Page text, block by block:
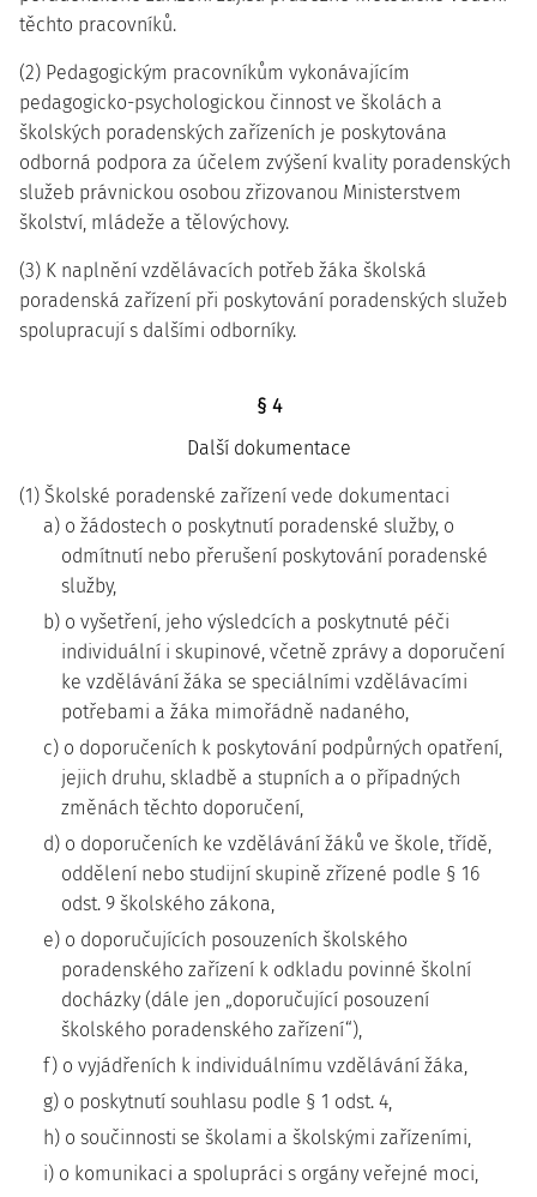
těchto pracovníků.
(2) Pedagogickým pracovníkům vykonávajícím
pedagogicko-psychologickou činnost ve školách a
školských poradenských zařízeních je poskytována
odborná podpora za účelem zvýšení kvality poradenských
služeb právnickou osobou zřizovanou Ministerstvem
školství, mládeže a tělovýchovy.
(3) K naplnění vzdělávacích potřeb žáka školská
poradenská zařízení při poskytování poradenských služeb
spolupracují s dalšími odborníky.
§ 4
Další dokumentace
(1) Školské poradenské zařízení vede dokumentaci
a) o žádostech o poskytnutí poradenské služby, o
odmítnutí nebo přerušení poskytování poradenské
služby,
b) o vyšetření, jeho výsledcích a poskytnuté péči
individuální i skupinové, včetně zprávy a doporučení
ke vzdělávání žáka se speciálními vzdělávacími
potřebami a žáka mimořádně nadaného,
c) o doporučeních k poskytování podpůrných opatření,
jejich druhu, skladbě a stupních a o případných
změnách těchto doporučení,
d) o doporučeních ke vzdělávání žáků ve škole, třídě,
oddělení nebo studijní skupině zřízené podle § 16
odst. 9 školského zákona,
e) o doporučujících posouzeních školského
poradenského zařízení k odkladu povinné školní
docházky (dále jen „doporučující posouzení
školského poradenského zařízení“),
f) o vyjádřeních k individuálnímu vzdělávání žáka,
g) o poskytnutí souhlasu podle § 1 odst. 4,
h) o součinnosti se školami a školskými zařízeními,
i) o komunikaci a spolupráci s orgány veřejné moci,